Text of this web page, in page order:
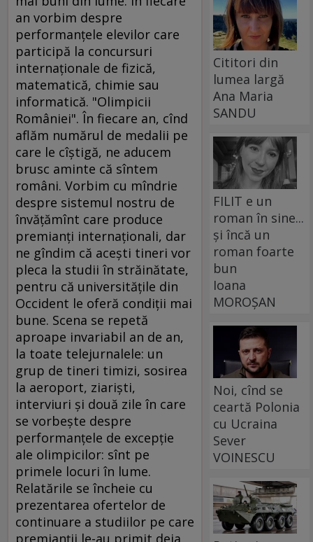
an vorbim despre
performanţele elevilor care
participă la concursuri
internaţionale de fizică,
matematică, chimie sau
informatică. "Olimpicii
României". În fiecare an, cînd
aflăm numărul de medalii pe
care le cîştigă, ne aducem
brusc aminte că sîntem
români. Vorbim cu mîndrie
despre sistemul nostru de
învăţămînt care produce
premianţi internaţionali, dar
ne gîndim că aceşti tineri vor
pleca la studii în străinătate,
pentru că universităţile din
Occident le oferă condiţii mai
bune. Scena se repetă
aproape invariabil an de an,
la toate telejurnalele: un
grup de tineri timizi, sosirea
la aeroport, ziarişti,
interviuri şi două zile în care
se vorbeşte despre
performanţele de excepţie
ale olimpicilor: sînt pe
primele locuri în lume.
Relatările se încheie cu
prezentarea ofertelor de
continuare a studiilor pe care
premianţii le-au primit deja
Cititori din
lumea largă
Ana Maria
SANDU
FILIT e un
roman în sine...
și încă un
roman foarte
bun
Ioana
MOROȘAN
Noi, cînd se
ceartă Polonia
cu Ucraina
Sever
VOINESCU